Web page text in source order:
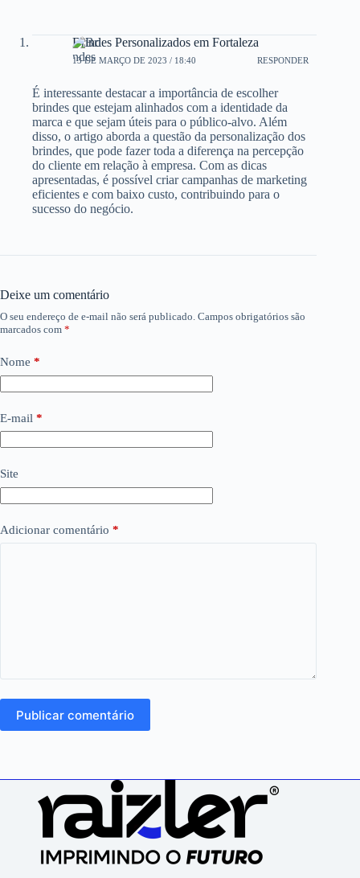
Brindes Personalizados em Fortaleza
13 DE MARÇO DE 2023 / 18:40 RESPONDER
É interessante destacar a importância de escolher
brindes que estejam alinhados com a identidade da
marca e que sejam úteis para o público-alvo. Além
disso, o artigo aborda a questão da personalização dos
brindes, que pode fazer toda a diferença na percepção
do cliente em relação à empresa. Com as dicas
apresentadas, é possível criar campanhas de marketing
eficientes e com baixo custo, contribuindo para o
sucesso do negócio.
Deixe um comentário
O seu endereço de e-mail não será publicado. Campos obrigatórios são
marcados com *
Nome *
E-mail *
Site
Adicionar comentário *
Publicar comentário